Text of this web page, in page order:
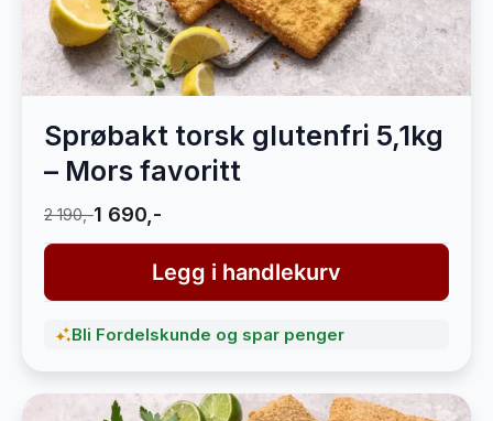
Sprøbakt torsk glutenfri 5,1kg
– Mors favoritt
2 190,-1 690,-
Legg i handlekurv
Bli Fordelskunde og spar penger